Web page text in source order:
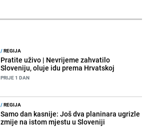
/REGIJA
Pratite uživo | Nevrijeme zahvatilo
Sloveniju, oluje idu prema Hrvatskoj
PRIJE 1 DAN
/REGIJA
Samo dan kasnije: Još dva planinara ugrizle
zmije na istom mjestu u Sloveniji